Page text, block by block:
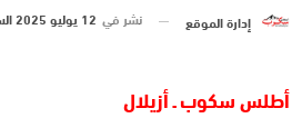
إدارة الموقع نشر في 12 يوليو 2025 الساعة 21 و 35 دقيقة
أطلس سكوب ـ أزيلال